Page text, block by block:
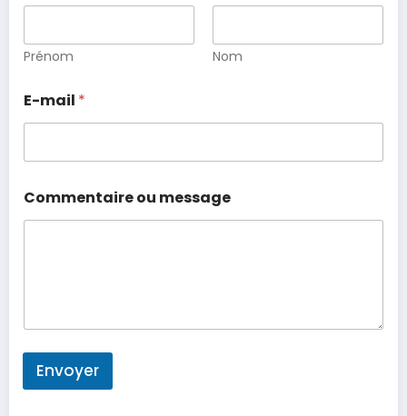
Prénom Nom
E-mail *
Commentaire ou message
Envoyer